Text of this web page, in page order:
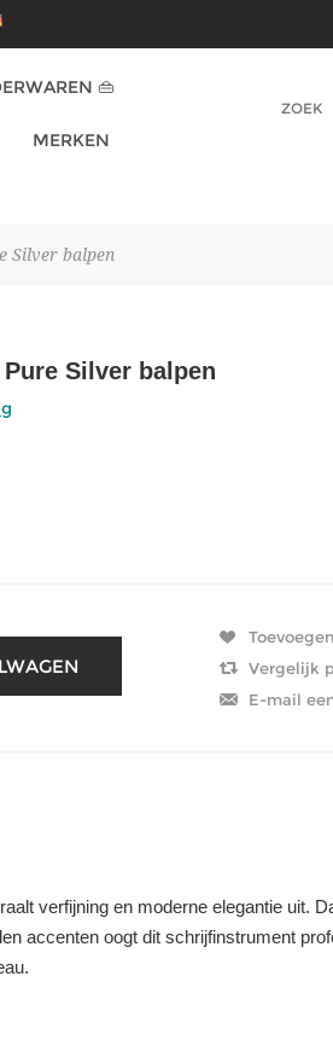
👜
MERKEN
Silver balpen
Silver balpen
verfijning en moderne elegantie uit.
accenten oogt dit schrijfinstrument